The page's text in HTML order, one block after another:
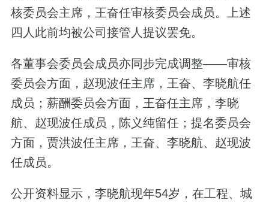
核委员会主席，王奋任审核委员会成员。上述
四人此前均被公司接管人提议罢免。
各董事会委员会成员亦同步完成调整——审核
委员会方面，赵现波任主席，王奋、李晓航任
成员；薪酬委员会方面，王奋任主席，李晓
航、赵现波任成员，陈义纯留任；提名委员会
方面，贾洪波任主席，王奋、李晓航、赵现波
任成员。
公开资料显示，李晓航现年54岁，在工程、城